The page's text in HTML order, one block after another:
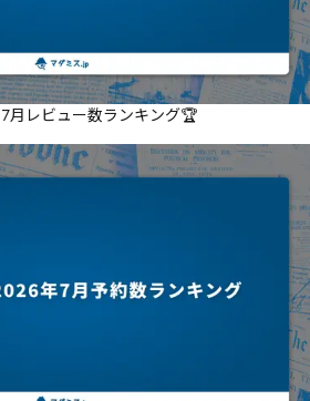
月レビュー数ランキング🏆